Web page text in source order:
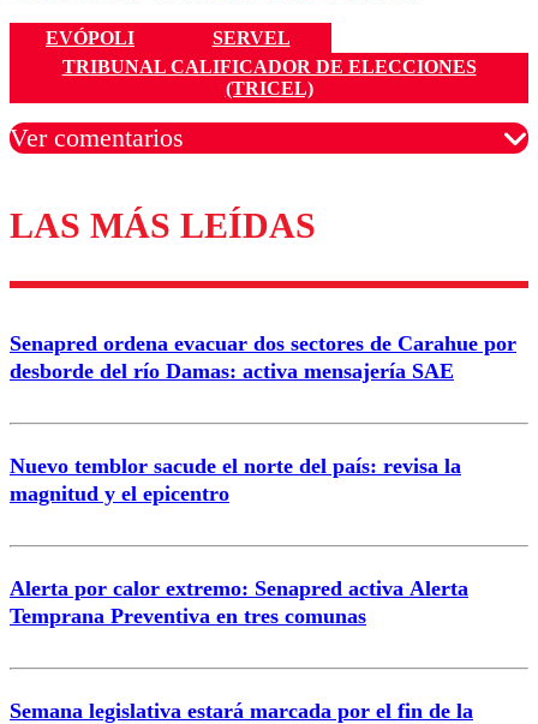
EVÓPOLI
SERVEL
TRIBUNAL CALIFICADOR DE ELECCIONES
(TRICEL)
Ver comentarios
Los comentarios son moderados para garantizar un
diálogo respetuoso.
Correo
LAS MÁS LEÍDAS
Senapred ordena evacuar dos sectores de Carahue por
desborde del río Damas: activa mensajería SAE
Nuevo temblor sacude el norte del país: revisa la
magnitud y el epicentro
Alerta por calor extremo: Senapred activa Alerta
Temprana Preventiva en tres comunas
Semana legislativa estará marcada por el fin de la